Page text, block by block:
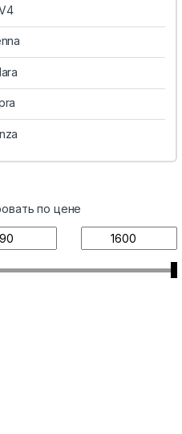
по цене